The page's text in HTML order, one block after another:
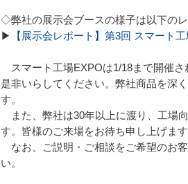
◇弊社の展示会ブースの様子は以下のレ
▶
【展示会レポート】第3回 スマート
スマート工場EXPOは1/18まで開催さ
是非いらしてください。弊社商品を深
す。
また、弊社は30年以上に渡り、工場
す。皆様のご来場をお待ち申し上げます
なお、ご説明・ご相談をご希望のお
い。